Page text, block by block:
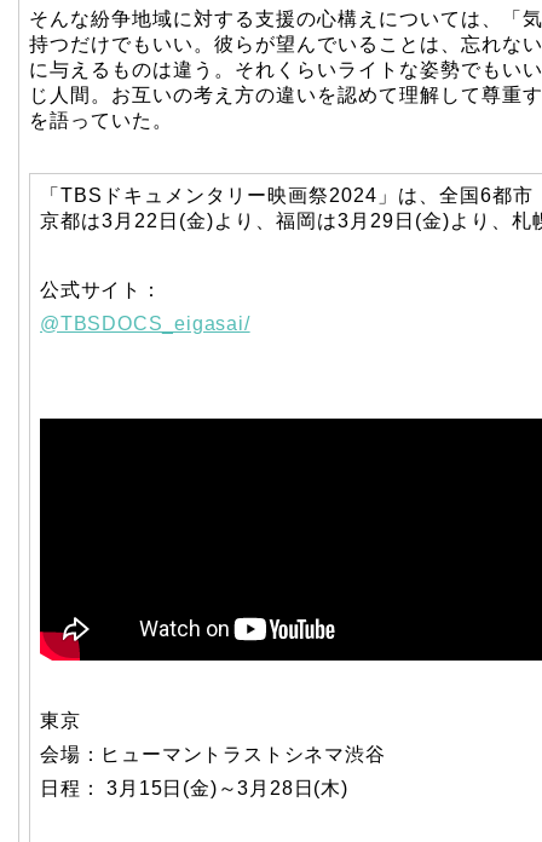
そんな紛争地域に対する支援の心構えについては、「
持つだけでもいい。彼らが望んでいることは、忘れな
に与えるものは違う。それくらいライトな姿勢でもい
じ人間。お互いの考え方の違いを認めて理解して尊重
を語っていた。
「TBSドキュメンタリー映画祭2024」は、全国6都
京都は3月22日(金)より、福岡は3月29日(金)より、
公式サイト：
@TBSDOCS_eigasai/
東京
会場：ヒューマントラストシネマ渋谷
日程： 3月15日(金)～3月28日(木)